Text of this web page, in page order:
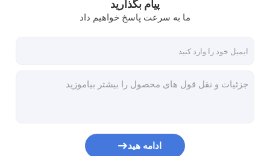
دستگاه های کیفیت هوا
قفسه نگهداری آشپزخانه
مجموعه لوله باغ
پیام بگذارید
ما به سرعت پاسخ خواهیم داد
ادامه هید